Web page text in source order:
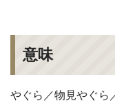
意味
やぐら／物見やぐら